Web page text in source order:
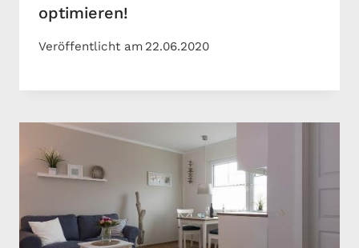
optimieren!
Veröffentlicht am 22.06.2020